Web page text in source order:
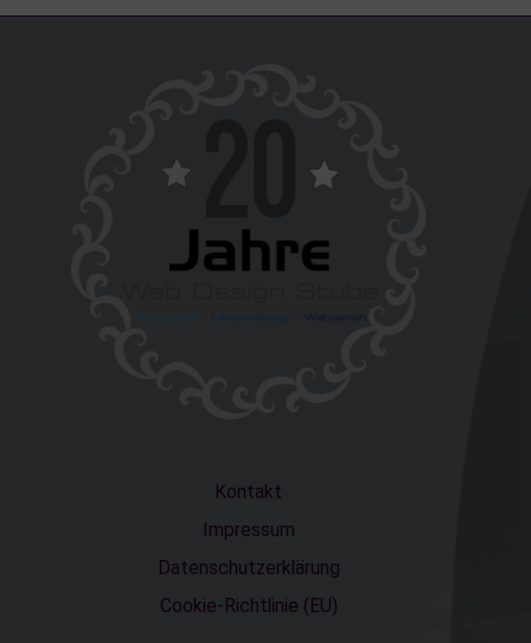
Kontakt
Impressum
Datenschutzerklärung
Cookie-Richtlinie (EU)